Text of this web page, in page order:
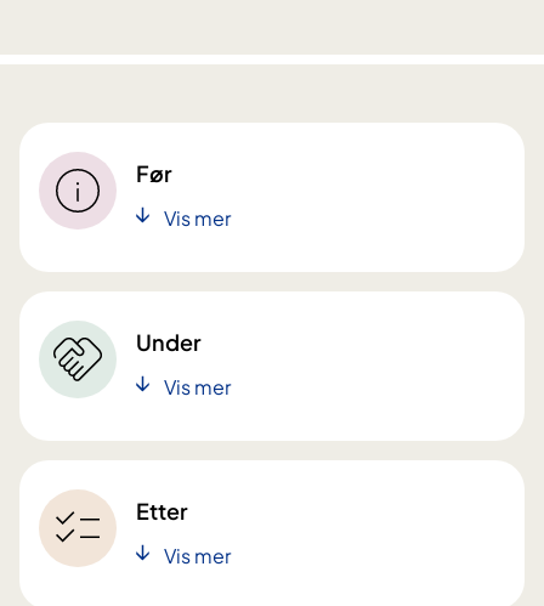
Før
Vis mer
Under
Vis mer
Etter
Vis mer